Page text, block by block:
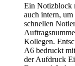
Ein Notizblock
auch intern,
schnellen
Kollegen.
A6 bedruckt
der Aufdruck